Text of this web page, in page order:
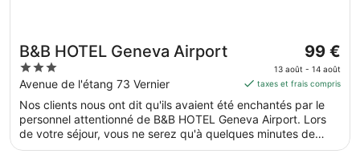
B&B HOTEL Geneva Airport
3
out
of
5
Avenue de l'étang 73 Vernier
Le
prix
est
de 99 €
par
nuit
99 €
13 août - 14 août
taxes et frais compris
Nos clients nous ont dit qu'ils avaient été enchantés par le
personnel attentionné de B&B HOTEL Geneva Airport. Lors
de votre séjour, vous ne serez qu'à quelques minutes de
marche de Centre commercial Balexert. Parmi les prestations